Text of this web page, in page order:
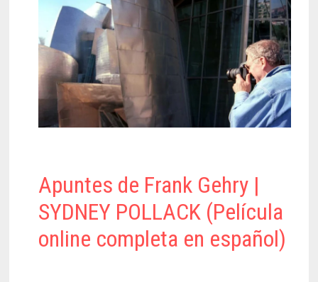
Apuntes de Frank Gehry |
SYDNEY POLLACK (Película
online completa en español)